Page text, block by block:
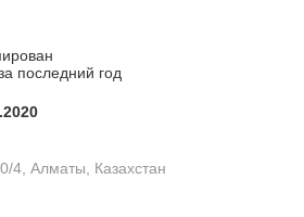
последний год
4, Алматы, Казахстан